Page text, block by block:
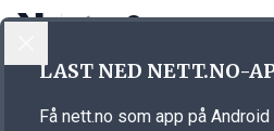
Annonsørinnhold
LAST NED NETT.NO-
Få nett.no som app på